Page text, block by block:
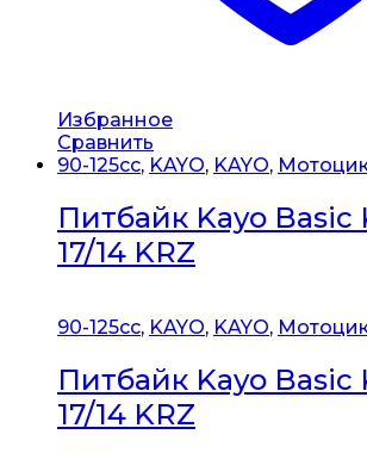
Избранное
Сравнить
90-125cc, KAYO, KAYO,
Питбайк Kayo Basic
17/14 KRZ
90-125cc, KAYO, KAYO,
Питбайк Kayo Basic
17/14 KRZ